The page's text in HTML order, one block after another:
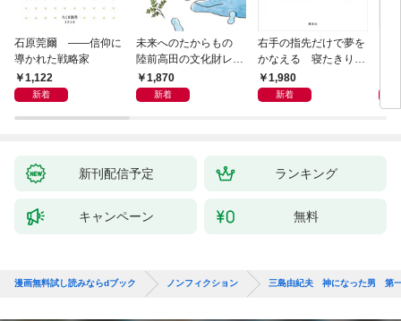
石原莞爾 ――信仰に
導かれた戦略家
1,122
新着
未来へのたからもの
陸前高田の文化財レス
キュー物語
1,870
新着
右手の指先だけで夢を
かなえる 寝たきり系
男子ウッディの日々
1,980
新着
新刊配信予定 ランキング
キャンペーン 無料
漫画無料試し読みならdブック ノンフィクション 三島由紀夫 神になった男 第